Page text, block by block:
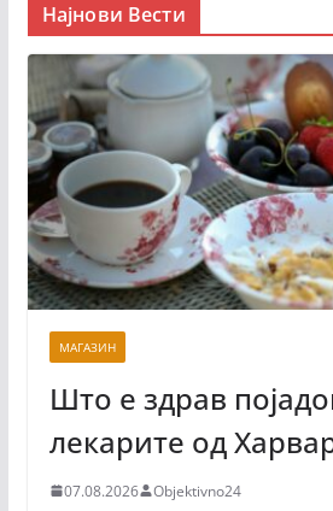
Најнови Вести
МАГАЗИН
Што е здрав
лекарите од
07.08.2026 Objektivno24